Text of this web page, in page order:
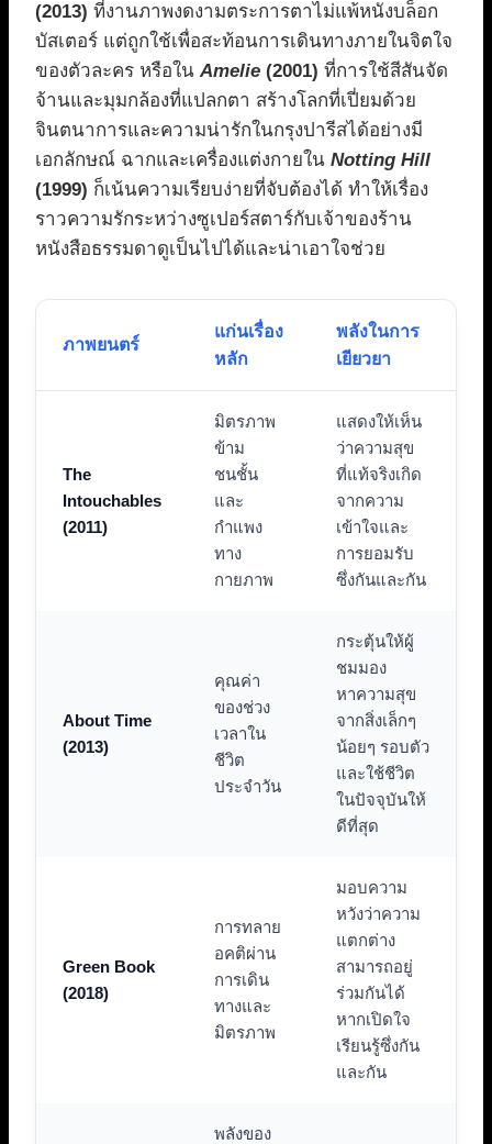
(2013) ที่งานภาพงดงามตระการตาไม่แพ้หนังบล็อก
บัสเตอร์ แต่ถูกใช้เพื่อสะท้อนการเดินทางภายในจิตใจ
ของตัวละคร หรือใน Amelie (2001) ที่การใช้สีสันจัด
จ้านและมุมกล้องที่แปลกตา สร้างโลกที่เปี่ยมด้วย
จินตนาการและความน่ารักในกรุงปารีสได้อย่างมี
เอกลักษณ์ ฉากและเครื่องแต่งกายใน Notting Hill
(1999) ก็เน้นความเรียบง่ายที่จับต้องได้ ทำให้เรื่อง
ราวความรักระหว่างซูเปอร์สตาร์กับเจ้าของร้าน
หนังสือธรรมดาดูเป็นไปได้และน่าเอาใจช่วย
ภาพยนตร์
แก่นเรื่อง
หลัก
พลังในการ
เยียวยา
The
Intouchables
(2011)
มิตรภาพ
ข้าม
ชนชั้น
และ
กำแพง
ทาง
กายภาพ
แสดงให้เห็น
ว่าความสุข
ที่แท้จริงเกิด
จากความ
เข้าใจและ
การยอมรับ
ซึ่งกันและกัน
About Time
(2013)
คุณค่า
ของช่วง
เวลาใน
ชีวิต
ประจำวัน
กระตุ้นให้ผู้
ชมมอง
หาความสุข
จากสิ่งเล็กๆ
น้อยๆ รอบตัว
และใช้ชีวิต
ในปัจจุบันให้
ดีที่สุด
Green Book
(2018)
การทลาย
อคติผ่าน
การเดิน
ทางและ
มิตรภาพ
มอบความ
หวังว่าความ
แตกต่าง
สามารถอยู่
ร่วมกันได้
หากเปิดใจ
เรียนรู้ซึ่งกัน
และกัน
พลังของ